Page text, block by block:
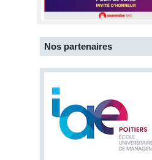
Nos partenaires